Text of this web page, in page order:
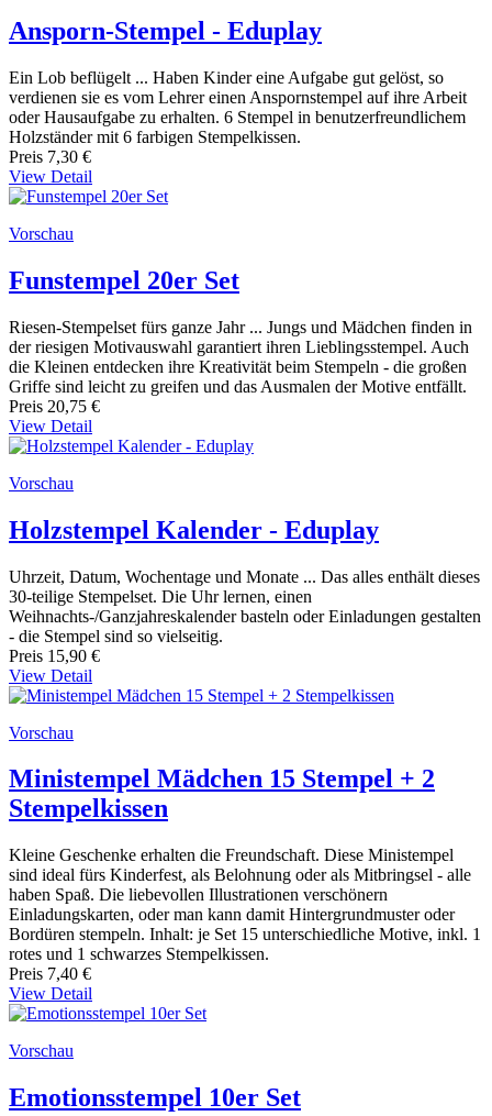
Ansporn-Stempel - Eduplay
Ein Lob beflügelt ... Haben Kinder eine Aufgabe gut gelöst, so
verdienen sie es vom Lehrer einen Anspornstempel auf ihre Arbeit
oder Hausaufgabe zu erhalten. 6 Stempel in benutzerfreundlichem
Holzständer mit 6 farbigen Stempelkissen.
Preis 7,30 €
View Detail
Vorschau
Funstempel 20er Set
Riesen-Stempelset fürs ganze Jahr ... Jungs und Mädchen finden in
der riesigen Motivauswahl garantiert ihren Lieblingsstempel. Auch
die Kleinen entdecken ihre Kreativität beim Stempeln - die großen
Griffe sind leicht zu greifen und das Ausmalen der Motive entfällt.
Preis 20,75 €
View Detail
Vorschau
Holzstempel Kalender - Eduplay
Uhrzeit, Datum, Wochentage und Monate ... Das alles enthält dieses
30-teilige Stempelset. Die Uhr lernen, einen
Weihnachts-/Ganzjahreskalender basteln oder Einladungen gestalten
- die Stempel sind so vielseitig.
Preis 15,90 €
View Detail
Vorschau
Ministempel Mädchen 15 Stempel + 2
Stempelkissen
Kleine Geschenke erhalten die Freundschaft. Diese Ministempel
sind ideal fürs Kinderfest, als Belohnung oder als Mitbringsel - alle
haben Spaß. Die liebevollen Illustrationen verschönern
Einladungskarten, oder man kann damit Hintergrundmuster oder
Bordüren stempeln. Inhalt: je Set 15 unterschiedliche Motive, inkl. 1
rotes und 1 schwarzes Stempelkissen.
Preis 7,40 €
View Detail
Vorschau
Emotionsstempel 10er Set